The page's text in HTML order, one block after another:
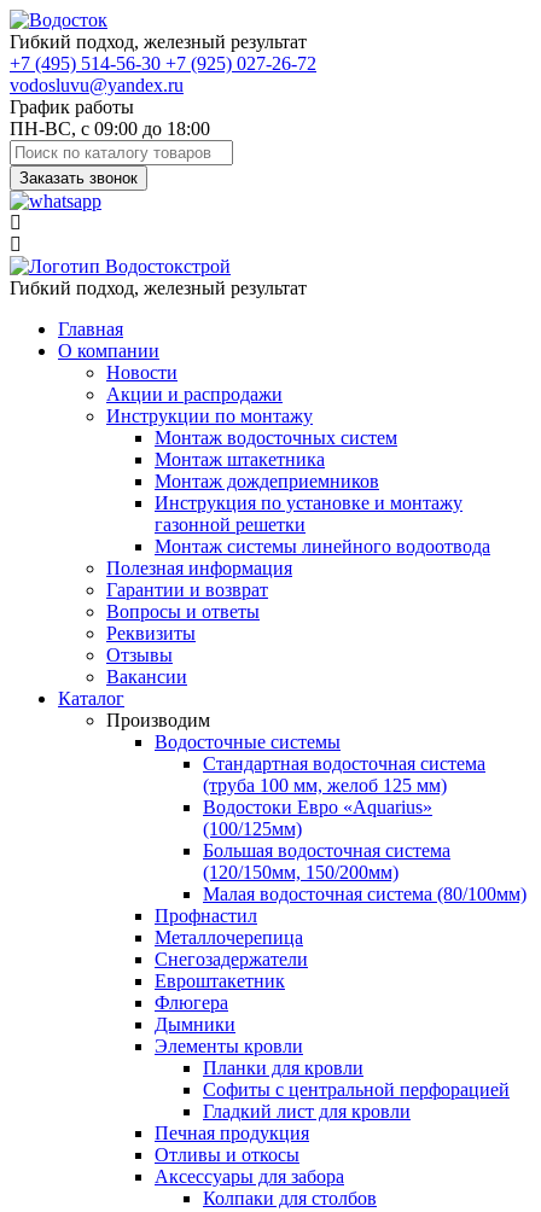
Гибкий подход, железный результат
+7 (495) 514-56-30 +7 (925) 027-26-72
vodosluvu@yandex.ru
График работы
ПН-ВС, с 09:00 до 18:00
Заказать звонок
Гибкий подход, железный результат
Главная
О компании
Новости
Акции и распродажи
Инструкции по монтажу
Монтаж водосточных систем
Монтаж штакетника
Монтаж дождеприемников
Инструкция по установке и монтажу
газонной решетки
Монтаж системы линейного водоотвода
Полезная информация
Гарантии и возврат
Вопросы и ответы
Реквизиты
Отзывы
Вакансии
Каталог
Производим
Водосточные системы
Стандартная водосточная система
(труба 100 мм, желоб 125 мм)
Водостоки Евро «Aquarius»
(100/125мм)
Большая водосточная система
(120/150мм, 150/200мм)
Малая водосточная система (80/100мм)
Профнастил
Металлочерепица
Снегозадержатели
Евроштакетник
Флюгера
Дымники
Элементы кровли
Планки для кровли
Софиты с центральной перфорацией
Гладкий лист для кровли
Печная продукция
Отливы и откосы
Аксессуары для забора
Колпаки для столбов